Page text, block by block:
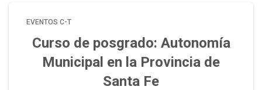
EVENTOS C-T
Curso de posgrado: Autonomía
Municipal en la Provincia de
Santa Fe